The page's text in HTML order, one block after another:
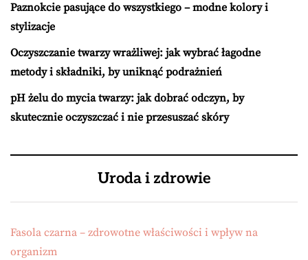
Paznokcie pasujące do wszystkiego – modne kolory i
stylizacje
Oczyszczanie twarzy wrażliwej: jak wybrać łagodne
metody i składniki, by uniknąć podrażnień
pH żelu do mycia twarzy: jak dobrać odczyn, by
skutecznie oczyszczać i nie przesuszać skóry
Uroda i zdrowie
Fasola czarna – zdrowotne właściwości i wpływ na
organizm